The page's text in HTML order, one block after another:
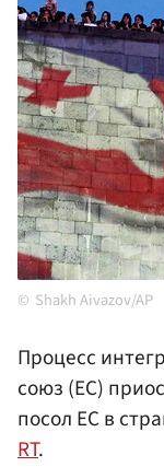
Shakh Aivazov/AP
Процесс
союз (ЕС)
посол ЕС в
RT.